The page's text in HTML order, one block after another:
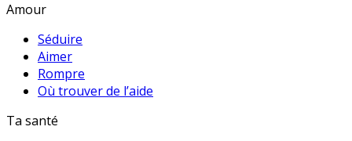
Amour
Séduire
Aimer
Rompre
Où trouver de l’aide
Ta santé